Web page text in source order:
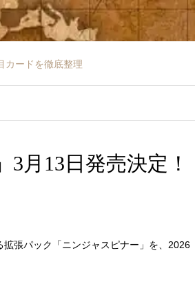
カードを徹底整理
月13日発売決定！
張パック「ニンジャスピナー」を、2026